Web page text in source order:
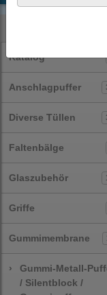
Katalog
Anschlagpuffer
Diverse Tüllen
Faltenbälge
Glaszubehör
Griffe
Gummimembrane
›
Gummi-Metall-
/ Silentblock /